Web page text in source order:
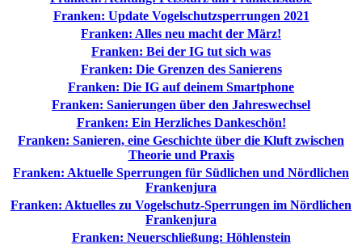
Franken: Update Vogelschutzsperrungen 2021
Franken: Alles neu macht der März!
Franken: Bei der IG tut sich was
Franken: Die Grenzen des Sanierens
Franken: Die IG auf deinem Smartphone
Franken: Sanierungen über den Jahreswechsel
Franken: Ein Herzliches Dankeschön!
Franken: Sanieren, eine Geschichte über die Kluft zwischen
Theorie und Praxis
Franken: Aktuelle Sperrungen für Südlichen und Nördlichen
Frankenjura
Franken: Aktuelles zu Vogelschutz-Sperrungen im Nördlichen
Frankenjura
Franken: Neuerschließung: Höhlenstein